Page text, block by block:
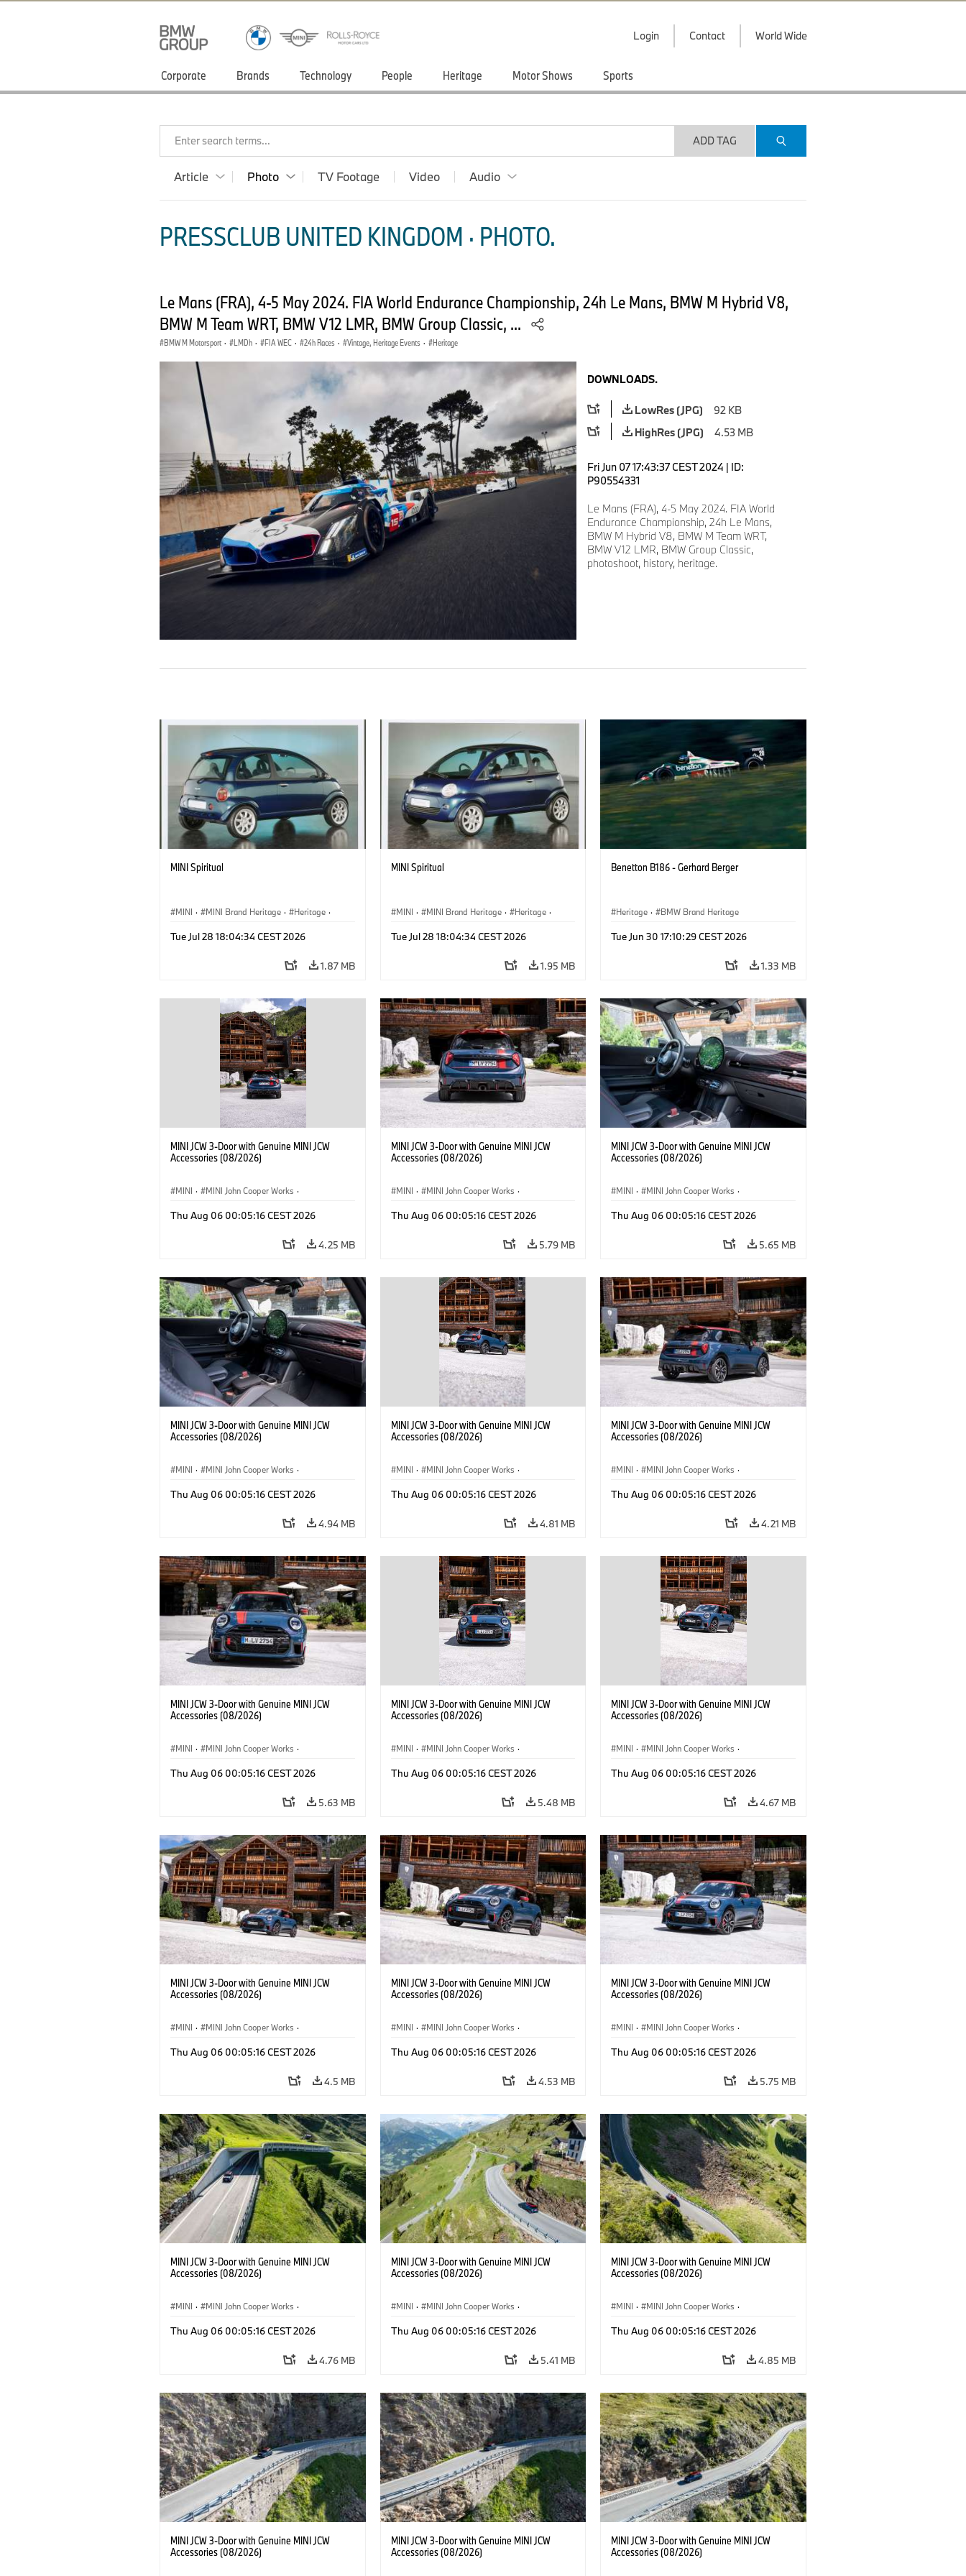
Login Contact World Wide
Corporate Brands Technology People Heritage Motor Shows Sports
Enter search terms... ADD TAG
Article Photo TV Footage Video Audio
PRESSCLUB UNITED KINGDOM · PHOTO.
Le Mans (FRA), 4-5 May 2024. FIA World Endurance Championship, 24h Le Mans, BMW M Hybrid V8,
BMW M Team WRT, BMW V12 LMR, BMW Group Classic, ...
BMW M Motorsport · LMDh · FIA WEC · 24h Races · Vintage, Heritage Events · Heritage
DOWNLOADS.
LowRes (JPG)
92 KB
HighRes (JPG)
4.53 MB
Fri Jun 07 17:43:37 CEST 2024 | ID:
P90554331
Le Mans (FRA), 4-5 May 2024. FIA World
Endurance Championship, 24h Le Mans,
BMW M Hybrid V8, BMW M Team WRT,
BMW V12 LMR, BMW Group Classic,
photoshoot, history, heritage.
MINI Spiritual
MINI · MINI Brand Heritage · Heritage ·
Tue Jul 28 18:04:34 CEST 2026
1.87 MB
MINI Spiritual
MINI · MINI Brand Heritage · Heritage ·
Tue Jul 28 18:04:34 CEST 2026
1.95 MB
Benetton B186 - Gerhard Berger
Heritage · BMW Brand Heritage
Tue Jun 30 17:10:29 CEST 2026
1.33 MB
MINI JCW 3-Door with Genuine MINI JCW
Accessories (08/2026)
MINI · MINI John Cooper Works ·
Optional Extras, Accessories
Thu Aug 06 00:05:16 CEST 2026
4.25 MB
MINI JCW 3-Door with Genuine MINI JCW
Accessories (08/2026)
MINI · MINI John Cooper Works ·
Optional Extras, Accessories
Thu Aug 06 00:05:16 CEST 2026
5.79 MB
MINI JCW 3-Door with Genuine MINI JCW
Accessories (08/2026)
MINI · MINI John Cooper Works ·
Optional Extras, Accessories
Thu Aug 06 00:05:16 CEST 2026
5.65 MB
MINI JCW 3-Door with Genuine MINI JCW
Accessories (08/2026)
MINI · MINI John Cooper Works ·
Optional Extras, Accessories
Thu Aug 06 00:05:16 CEST 2026
4.94 MB
MINI JCW 3-Door with Genuine MINI JCW
Accessories (08/2026)
MINI · MINI John Cooper Works ·
Optional Extras, Accessories
Thu Aug 06 00:05:16 CEST 2026
4.81 MB
MINI JCW 3-Door with Genuine MINI JCW
Accessories (08/2026)
MINI · MINI John Cooper Works ·
Optional Extras, Accessories
Thu Aug 06 00:05:16 CEST 2026
4.21 MB
MINI JCW 3-Door with Genuine MINI JCW
Accessories (08/2026)
MINI · MINI John Cooper Works ·
Optional Extras, Accessories
Thu Aug 06 00:05:16 CEST 2026
5.63 MB
MINI JCW 3-Door with Genuine MINI JCW
Accessories (08/2026)
MINI · MINI John Cooper Works ·
Optional Extras, Accessories
Thu Aug 06 00:05:16 CEST 2026
5.48 MB
MINI JCW 3-Door with Genuine MINI JCW
Accessories (08/2026)
MINI · MINI John Cooper Works ·
Optional Extras, Accessories
Thu Aug 06 00:05:16 CEST 2026
4.67 MB
MINI JCW 3-Door with Genuine MINI JCW
Accessories (08/2026)
MINI · MINI John Cooper Works ·
Optional Extras, Accessories
Thu Aug 06 00:05:16 CEST 2026
4.5 MB
MINI JCW 3-Door with Genuine MINI JCW
Accessories (08/2026)
MINI · MINI John Cooper Works ·
Optional Extras, Accessories
Thu Aug 06 00:05:16 CEST 2026
4.53 MB
MINI JCW 3-Door with Genuine MINI JCW
Accessories (08/2026)
MINI · MINI John Cooper Works ·
Optional Extras, Accessories
Thu Aug 06 00:05:16 CEST 2026
5.75 MB
MINI JCW 3-Door with Genuine MINI JCW
Accessories (08/2026)
MINI · MINI John Cooper Works ·
Optional Extras, Accessories
Thu Aug 06 00:05:16 CEST 2026
4.76 MB
MINI JCW 3-Door with Genuine MINI JCW
Accessories (08/2026)
MINI · MINI John Cooper Works ·
Optional Extras, Accessories
Thu Aug 06 00:05:16 CEST 2026
5.41 MB
MINI JCW 3-Door with Genuine MINI JCW
Accessories (08/2026)
MINI · MINI John Cooper Works ·
Optional Extras, Accessories
Thu Aug 06 00:05:16 CEST 2026
4.85 MB
MINI JCW 3-Door with Genuine MINI JCW
Accessories (08/2026)
MINI JCW 3-Door with Genuine MINI JCW
Accessories (08/2026)
MINI JCW 3-Door with Genuine MINI JCW
Accessories (08/2026)